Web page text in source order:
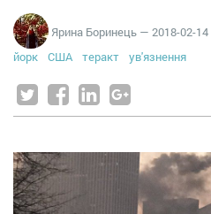
Ярина Боринець — 2018-02-14
йорк
США теракт ув'язнення